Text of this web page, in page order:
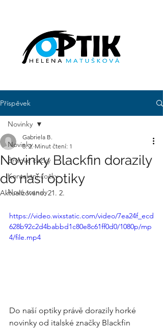
Příspěvek
Novinky
Brýlové čočky
Kontaktní čočky
Nové trendy
Novinky
Novinky Blackfin dorazily
do naší optiky
Gabriela B.
8. 2. Minut čtení: 1
Aktualizováno:21. 2.
https://video.wixstatic.com/video/7ea24f_ecd
628b92c2d4babbd1c80e8c61ff0d0/1080p/mp
4/file.mp4
Do naší optiky právě dorazily horké
novinky od italské značky Blackfin